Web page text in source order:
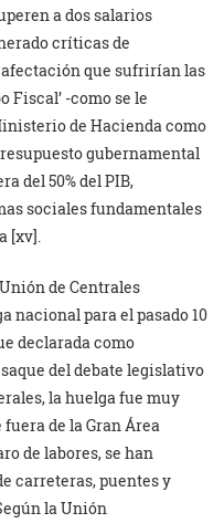
a dos salarios
críticas de
que sufrirían las
Fiscal’ -como se le
de Hacienda como
gubernamental
del 50% del PIB,
sociales fundamentales
[xv].
de Centrales
nacional para el pasado 10
declarada como
del debate legislativo
la huelga fue muy
de la Gran Área
de labores, se han
carreteras, puentes y
la Unión